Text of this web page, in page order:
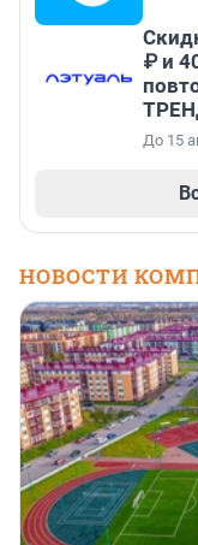
₽ и
До 15
НОВОСТИ